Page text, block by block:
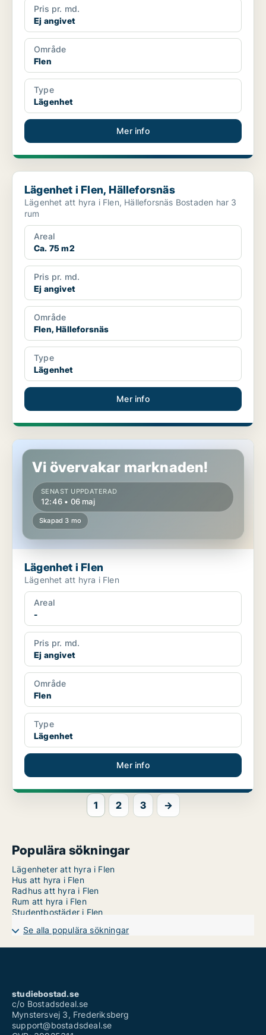
Pris pr. md.
Ej angivet
Område
Flen
Type
Lägenhet
Mer info
Lägenhet i Flen, Hälleforsnäs
Lägenhet i Flen, Hälleforsnäs
Lägenhet att hyra i Flen, Hälleforsnäs Bostaden har 3
rum
Areal
Ca. 75 m2
Pris pr. md.
Ej angivet
Område
Flen, Hälleforsnäs
Type
Lägenhet
Mer info
Lägenhet i Flen
Vi övervakar marknaden!
SENAST UPPDATERAD
12:46 • 06 maj
Skapad 3 mo
Lägenhet i Flen
Lägenhet att hyra i Flen
Areal
-
Pris pr. md.
Ej angivet
Område
Flen
Type
Lägenhet
Mer info
1 2 3 →
Populära sökningar
Lägenheter att hyra i Flen
Hus att hyra i Flen
Radhus att hyra i Flen
Rum att hyra i Flen
Studentbostäder i Flen
Se alla populära sökningar
studiebostad.se
c/o Bostadsdeal.se
Mynstersvej 3, Frederiksberg
support@bostadsdeal.se